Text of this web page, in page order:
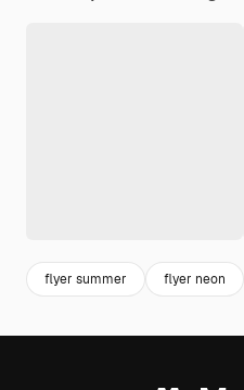
flyer summer flyer neon